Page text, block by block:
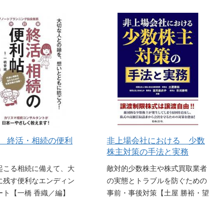
終活・相続の便利
こる相続に備えて、大
残す便利なエンディン
ト【一橋 香織／編】
非上場会社における 少数
株主対策の手法と実務
敵対的少数株主や株式買取業者
の実態とトラブルを防ぐための
事前・事後対策【土屋 勝裕・望